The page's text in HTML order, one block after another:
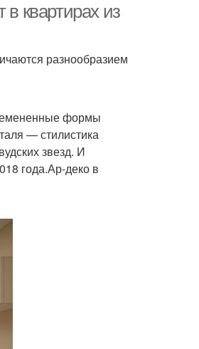
в квартирах из
разнообразием
формы
— стилистика
звезд. И
года.Ар-деко в